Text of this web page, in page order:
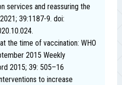
services and reassuring the
39:1187-9. doi:
the time of vaccination: WHO
2015 Weekly
2015; 39: 505–16
to increase